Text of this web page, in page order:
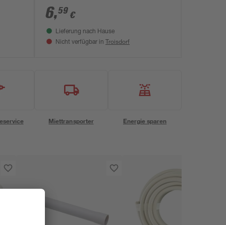
6,59 €
Lieferung nach Hause
Nicht verfügbar in Troisdorf
Miettransporter Energie sparen